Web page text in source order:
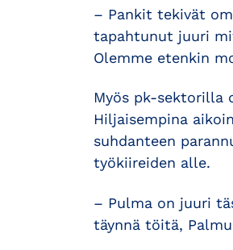
– Pankit tekivät
tapahtunut juuri
Olemme etenkin
Myös pk-sektorilla
Hiljaisempina
suhdanteen
työkiireiden alle.
– Pulma on juuri
täynnä töitä,